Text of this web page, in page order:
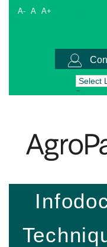
A- A A+